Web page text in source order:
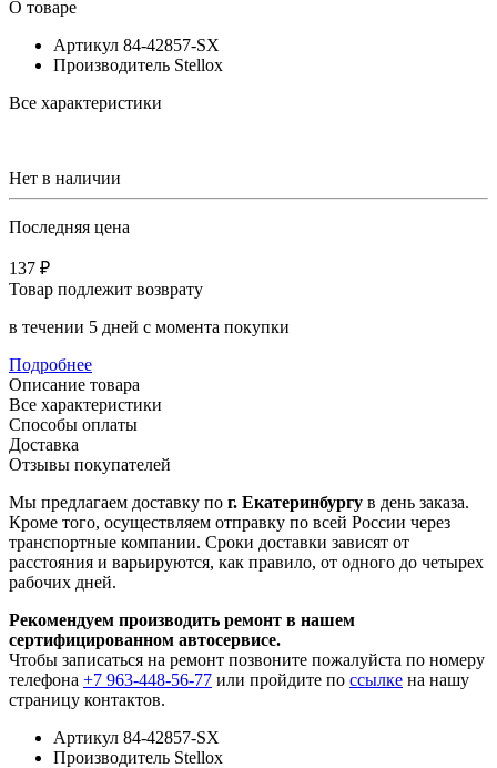
О товаре
Артикул 84-42857-SX
Производитель Stellox
Все характеристики
Нет в наличии
Последняя цена
137 ₽
Товар подлежит возврату
в течении 5 дней с момента покупки
Подробнее
Описание товара
Все характеристики
Способы оплаты
Доставка
Отзывы покупателей
Мы предлагаем доставку по г. Екатеринбургу в день заказа.
Кроме того, осуществляем отправку по всей России через
транспортные компании. Сроки доставки зависят от
расстояния и варьируются, как правило, от одного до четырех
рабочих дней.
Рекомендуем производить ремонт в нашем
сертифицированном автосервисе.
Чтобы записаться на ремонт позвоните пожалуйста по номеру
телефона +7 963-448-56-77 или пройдите по ссылке на нашу
страницу контактов.
Артикул 84-42857-SX
Производитель Stellox